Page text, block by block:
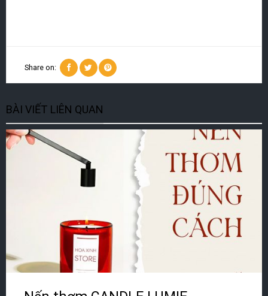
Share on:
BÀI VIẾT LIÊN QUAN